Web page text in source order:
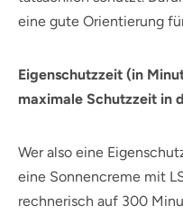
eine gute Orientierung
Eigenschutzzeit (in
maximale Schutzzeit in
Wer also eine
eine Sonnencreme mit
rechnerisch auf 300